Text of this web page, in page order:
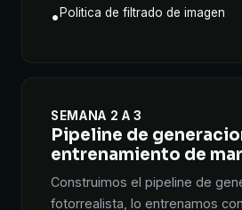
•Politica de filtrado de imagen
SEMANA 2 A 3
Pipeline de
entrenamiento de
Construimos el pipeline de
fotorrealista, lo entrenamos